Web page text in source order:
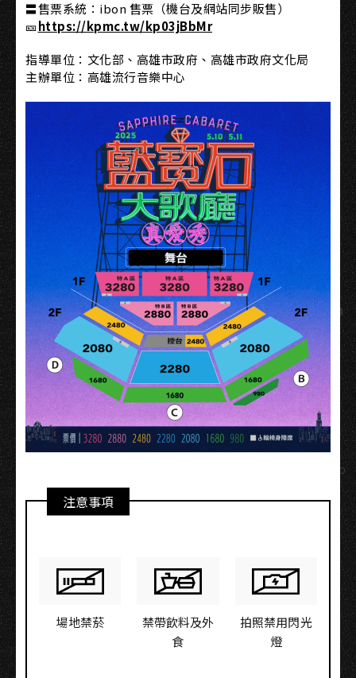
〓售票系統：ibon 售票（機台及網站同步販售）
🎫https://kpmc.tw/kp03jBbMr
指導單位：文化部、高雄市政府、高雄市政府文化局
主辦單位：高雄流行音樂中心
注意事項
場地禁菸
禁帶飲料及外
食
拍照禁用閃光
燈